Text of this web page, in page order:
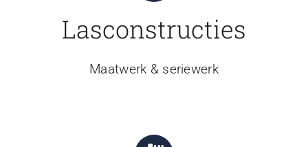
Lasconstructies
Maatwerk & seriewerk